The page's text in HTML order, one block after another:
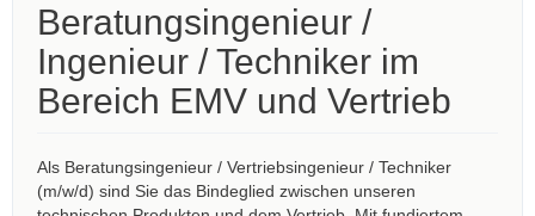
Beratungsingenieur /
Ingenieur / Techniker im
Bereich EMV und Vertrieb
Als Beratungsingenieur / Vertriebsingenieur / Techniker
(m/w/d) sind Sie das Bindeglied zwischen unseren